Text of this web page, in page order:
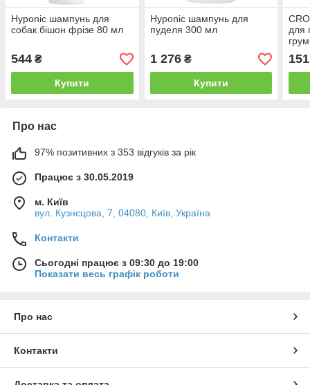
Hyponic шампунь для
собак бішон фрізе 80 мл
544 ₴
Купити
Hyponic шампунь для
пуделя 300 мл
1 276₴
Купити
для
151
Про нас
97% позитивних з 353 відгуків за рік
Працює з 30.05.2019
м. Київ
вул. Кузнєцова, 7, 04080, Київ, Україна
Контакти
Сьогодні працює з 09:30 до 19:00
Показати весь графік роботи
Про нас
Контакти